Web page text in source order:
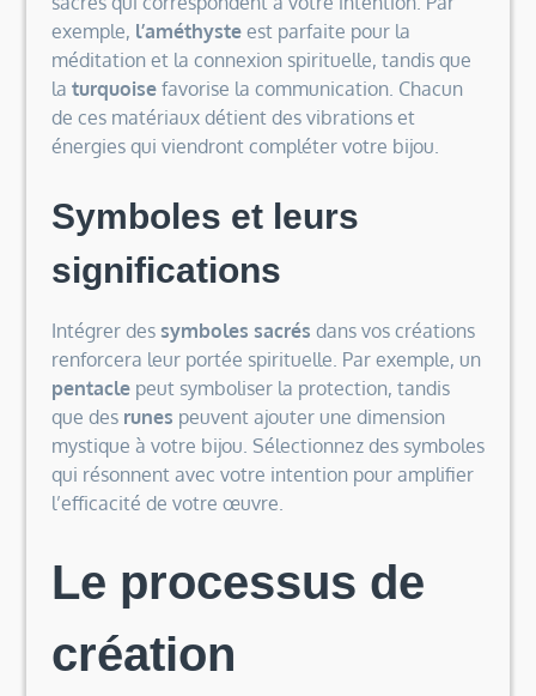
exemple, l’améthysteest parfaite pour la
méditation et la connexion spirituelle, tandis que
la turquoisefavorise la communication. Chacun
de ces matériaux détient des vibrations et
énergies qui viendront compléter votre bijou.
Symboles et leurs
significations
Intégrer des symboles sacrés dans vos créations
renforcera leur portée spirituelle. Par exemple, un
pentaclepeut symboliser la protection, tandis
que des runes peuvent ajouter une dimension
mystique à votre bijou. Sélectionnez des symboles
qui résonnent avec votre intention pour amplifier
l’efficacité de votre œuvre.
Le processus de
création